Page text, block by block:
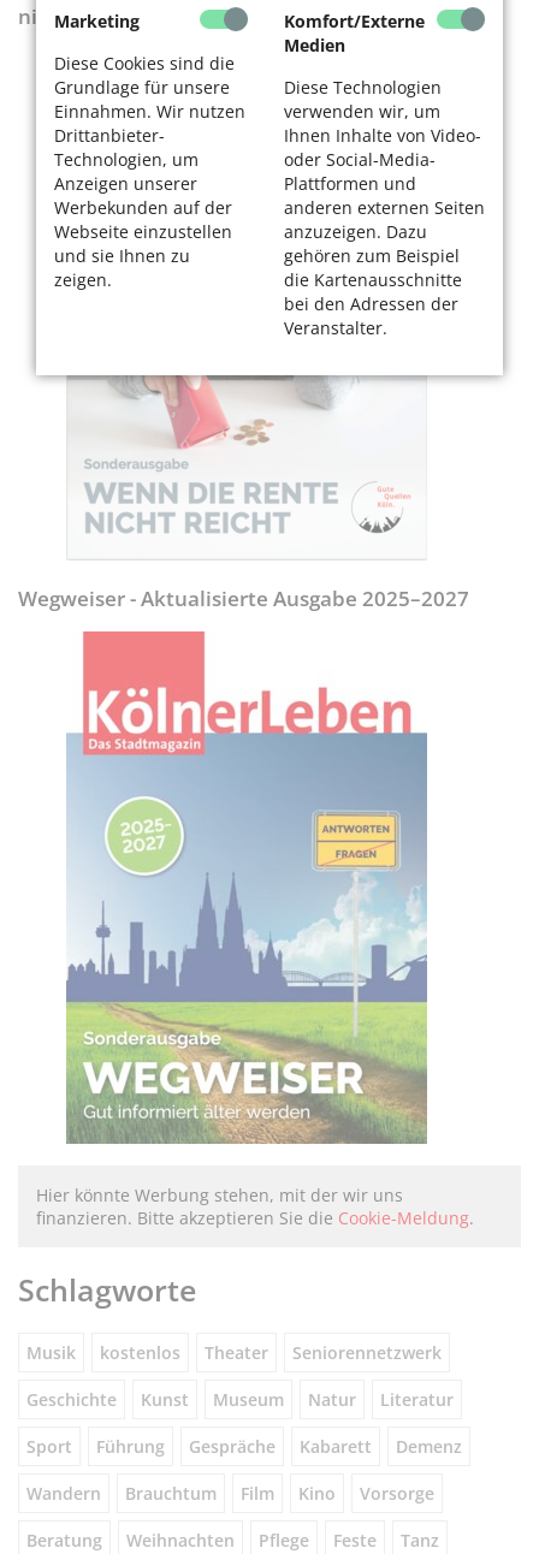
Marketing
Diese Cookies sind die
Grundlage für unsere
Einnahmen. Wir nutzen
Drittanbieter-
Technologien, um
Anzeigen unserer
Werbekunden auf der
Webseite einzustellen
und sie Ihnen zu
zeigen.
Komfort/Externe
Medien
Diese Technologien
verwenden wir, um
Ihnen Inhalte von Video-
oder Social-Media-
Plattformen und
anderen externen Seiten
anzuzeigen. Dazu
gehören zum Beispiel
die Kartenausschnitte
bei den Adressen der
Veranstalter.
nicht reicht“
Wegweiser - Aktualisierte Ausgabe 2025–2027
Hier könnte Werbung stehen, mit der wir uns
finanzieren. Bitte akzeptieren Sie die Cookie-Meldung.
Schlagworte
Musik kostenlos Theater Seniorennetzwerk
Geschichte Kunst Museum Natur Literatur
Sport Führung Gespräche Kabarett Demenz
Wandern Brauchtum Film Kino Vorsorge
Beratung Weihnachten Pflege Feste Tanz